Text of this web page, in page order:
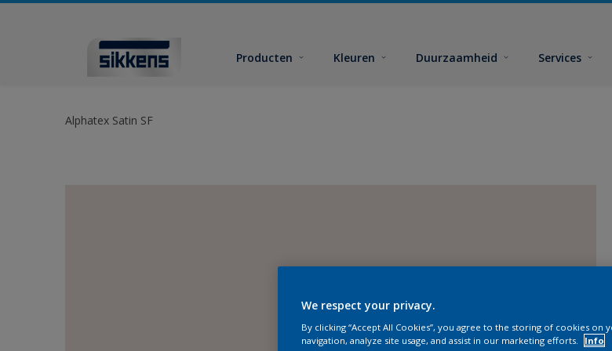
Producten Kleuren Duurzaamheid Services
Alphatex Satin SF
We respect your privacy.
By clicking “Accept All Cookies”, you agree to the storing of cookies on
navigation, analyze site usage, and assist in our marketing efforts.
Info